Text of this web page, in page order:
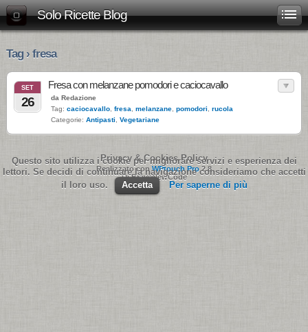
Solo Ricette Blog
Tag › fresa
SET
26
Fresa con melanzane pomodori e caciocavallo
da Redazione
Tag: caciocavallo fresa melanzane pomodori
rucola
Categorie: Antipasti Vegetariane
Questo sito utilizza i cookie per migliorare servizi e esperienza dei
lettori. Se decidi di continuare la navigazione consideriamo che accetti
il loro uso.
Accetta Per saperne di più
Privacy & Cookies Policy
Realizzato conWPtouch Pro2.8
Di BraveNewCode